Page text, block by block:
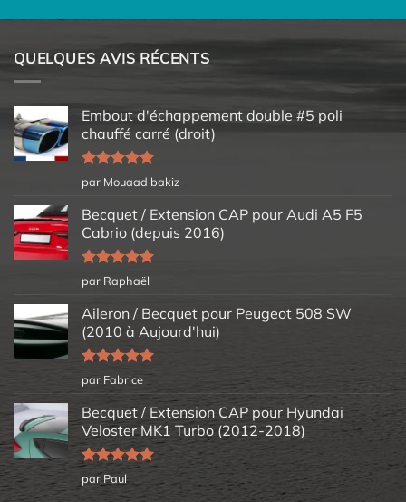
QUELQUES AVIS RÉCENTS
Embout d'échappement double #5 poli
chauffé carré (droit)
Note5sur
5
par Mouaad bakiz
Becquet / Extension CAP pour Audi A5 F5
Cabrio (depuis 2016)
Note5sur
5
par Raphaël
Aileron / Becquet pour Peugeot 508 SW
(2010 à Aujourd'hui)
Note5sur
5
par Fabrice
Becquet / Extension CAP pour Hyundai
Veloster MK1 Turbo (2012-2018)
Note5sur
5
par Paul